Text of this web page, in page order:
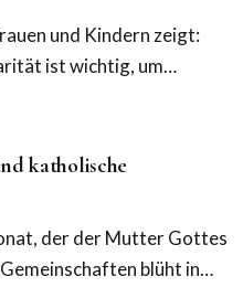
und Kindern zeigt:
ist wichtig, um
katholische
der der Mutter Gottes
blüht in